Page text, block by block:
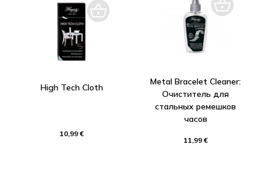
High Tech Cloth
10,99 €
Metal Bracelet Cleaner:
Очиститель для
стальных ремешков
часов
11,99 €